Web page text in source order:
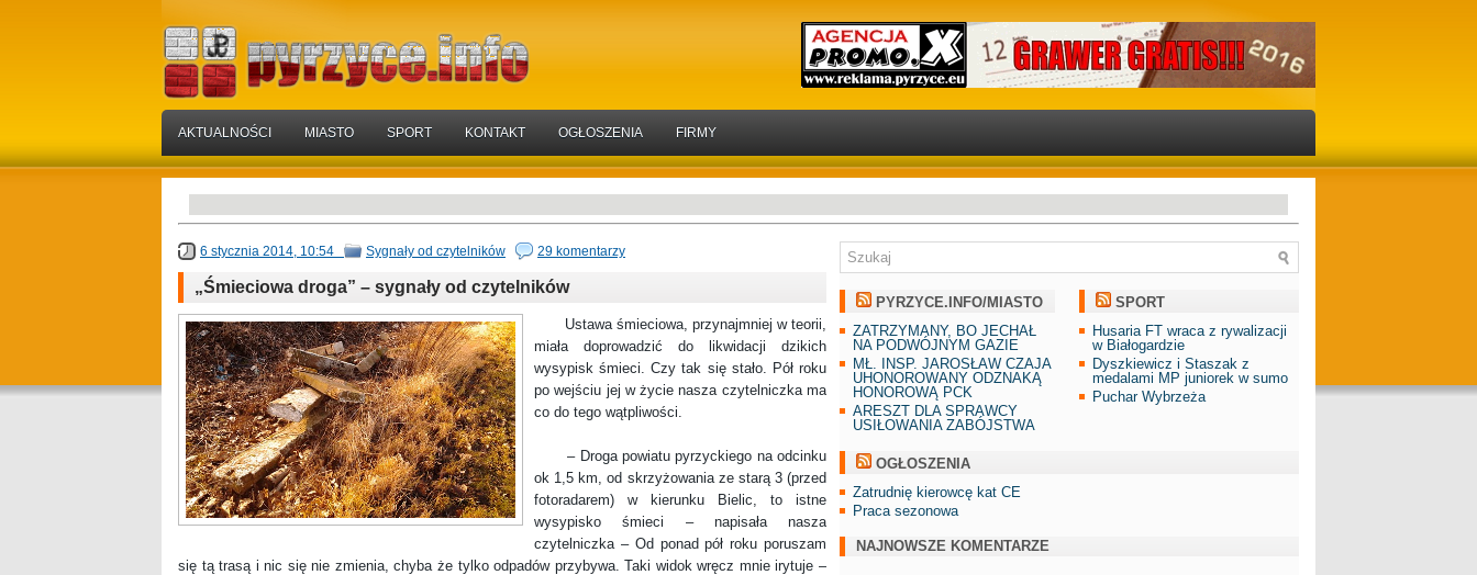
AKTUALNOŚCI MIASTO SPORT KONTAKT OGŁOSZENIA FIRMY
6 stycznia 2014, 10:54 Sygnały od czytelników 29 komentarzy
„Śmieciowa droga” – sygnały od czytelników
Ustawa śmieciowa, przynajmniej w teorii,
miała doprowadzić do likwidacji dzikich
wysypisk śmieci. Czy tak się stało. Pół roku
po wejściu jej w życie nasza czytelniczka ma
co do tego wątpliwości.
– Droga powiatu pyrzyckiego na odcinku
ok 1,5 km, od skrzyżowania ze starą 3 (przed
fotoradarem) w kierunku Bielic, to istne
wysypisko śmieci – napisała nasza
czytelniczka – Od ponad pół roku poruszam
się tą trasą i nic się nie zmienia, chyba że tylko odpadów przybywa. Taki widok wręcz mnie irytuje –
PYRZYCE.INFO/MIASTO
ZATRZYMANY, BO JECHAŁ
NA PODWÓJNYM GAZIE
MŁ. INSP. JAROSŁAW CZAJA
UHONOROWANY ODZNAKĄ
HONOROWĄ PCK
ARESZT DLA SPRAWCY
USIŁOWANIA ZABÓJSTWA
SPORT
Husaria FT wraca z rywalizacji
w Białogardzie
Dyszkiewicz i Staszak z
medalami MP juniorek w sumo
Puchar Wybrzeża
OGŁOSZENIA
Zatrudnię kierowcę kat CE
Praca sezonowa
NAJNOWSZE KOMENTARZE